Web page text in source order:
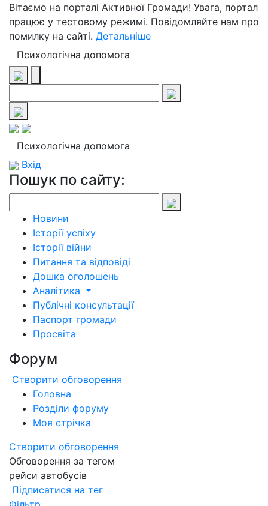
Вітаємо на порталі Активної Громади! Увага, портал
працює у тестовому режимі. Повідомляйте нам про
помилку на сайті. Детальніше
Психологічна допомога
Психологічна допомога
Вхід
Пошук по сайту:
Новини
Історії успіху
Історії війни
Питання та відповіді
Дошка оголошень
Аналітика
Публічні консультації
Паспорт громади
Просвіта
Форум
Створити обговорення
Головна
Розділи форуму
Моя стрічка
Створити обговорення
Обговорення за тегом
рейси автобусів
Підписатися на тег